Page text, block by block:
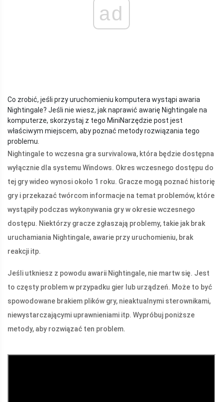
ad
Co zrobić, jeśli przy uruchomieniu komputera wystąpi awaria
Nightingale? Jeśli nie wiesz, jak naprawić awarię Nightingale na
komputerze, skorzystaj z tego MiniNarzędzie post jest
właściwym miejscem, aby poznać metody rozwiązania tego
problemu.
Nightingale to wczesna gra survivalowa, która będzie dostępna
wyłącznie dla systemu Windows. Okres wczesnego dostępu do
tej gry wideo wynosi około 1 roku. Gracze mogą poznać historię
gry i przekazać twórcom informacje na temat problemów, które
wystąpiły podczas wykonywania gry w okresie wczesnego
dostępu. Niektórzy gracze zgłaszają problemy, takie jak brak
uruchamiania Nightingale, awarie przy uruchomieniu, brak
reakcji itp.
Jeśli utkniesz z powodu awarii Nightingale, nie martw się. Jest
to częsty problem w przypadku gier lub urządzeń. Może to być
spowodowane brakiem plików gry, nieaktualnymi sterownikami,
niewystarczającymi uprawnieniami itp. Wypróbuj poniższe
metody, aby rozwiązać ten problem.